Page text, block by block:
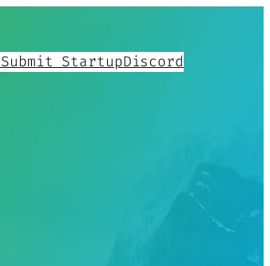
Submit StartupDiscord